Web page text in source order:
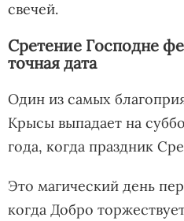
свечей.
Сретение Господне
точная дата
Один из самых
Крысы выпадает на
года, когда праздник
Это магический день
когда Добро